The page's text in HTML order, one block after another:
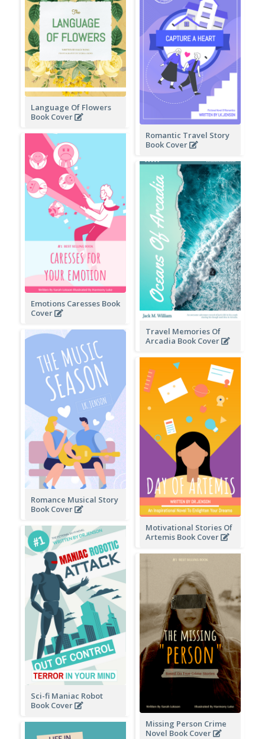
Language Of Flowers
Book Cover
Emotions Caresses Book
Cover
Romance Musical Story
Book Cover
Sci-fi Maniac Robot
Book Cover
Romantic Travel Story
Book Cover
Travel Memories Of
Arcadia Book Cover
Motivational Stories Of
Artemis Book Cover
Missing Person Crime
Novel Book Cover